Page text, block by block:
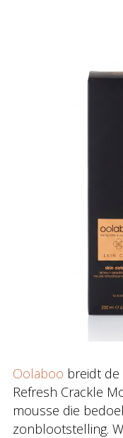
Oolaboo breidt de
Refresh Crackle
mousse die
zonblootstelling.